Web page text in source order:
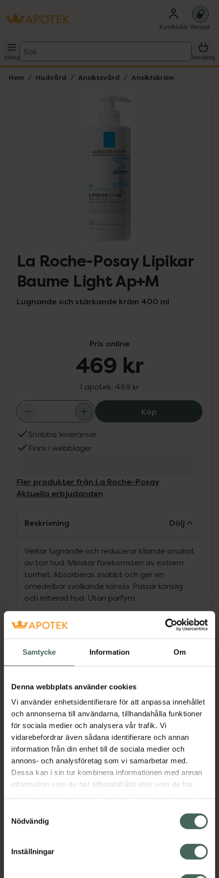
Samtycke Information Om
Denna webbplats använder cookies
Vi använder enhetsidentifierare för att anpassa innehållet
och annonserna till användarna, tillhandahålla funktioner
för sociala medier och analysera vår trafik. Vi
vidarebefordrar även sådana identifierare och annan
information från din enhet till de sociala medier och
annons- och analysföretag som vi samarbetar med.
Dessa kan i sin tur kombinera informationen med annan
information som du har tillhandahållit eller som de har
återkalla ditt samtycke via webbplatsens
cookieinställningar. Ett återkallat samtycke påverkar inte
lagligheten av behandling som skett innan återkallelsen.
Nödvändig
Inställningar
Kundklubb Recept
Meny
Sök
Varukorg
Hem Hudvård Ansiktsvård Ansiktskräm
La Roche-Posay Lipikar
Baume Light Ap+M
Lugnande och stärkande kräm 400 ml
Pris online
469 kr
I apotek: 469 kr
KöpLa Roche-
Snabba leveranser
Finns i webblager
Fler produkter från La Roche-Posay
Aktuella erbjudanden
Beskrivning Dölj
Verkar lugnande och reducerar kliande orsakat
av torr hud. Minskar förekomsten av extrem
torrhet. Absorberas snabbt och ger en
omedelbar svalkande känsla. Passar känslig
och irriterad hud. Utan parfym.
För mycket torr/extremt torr hud samt hud
med tendens till kliande orsakad av torrhet.
önskar en lätt formula med hög effekt.
Kategorier:
AnsiktskrämAnsiktsvård Bodylotion
Hudbesvär HudbesvärHudvårdKroppsvård
Skadad och irriterad hud
Skadad och irriterad hudTorr hudTorr hud
Omdömen Visa
Visa